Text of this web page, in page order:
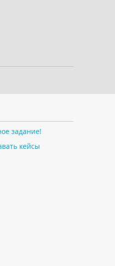
задание!
кейсы